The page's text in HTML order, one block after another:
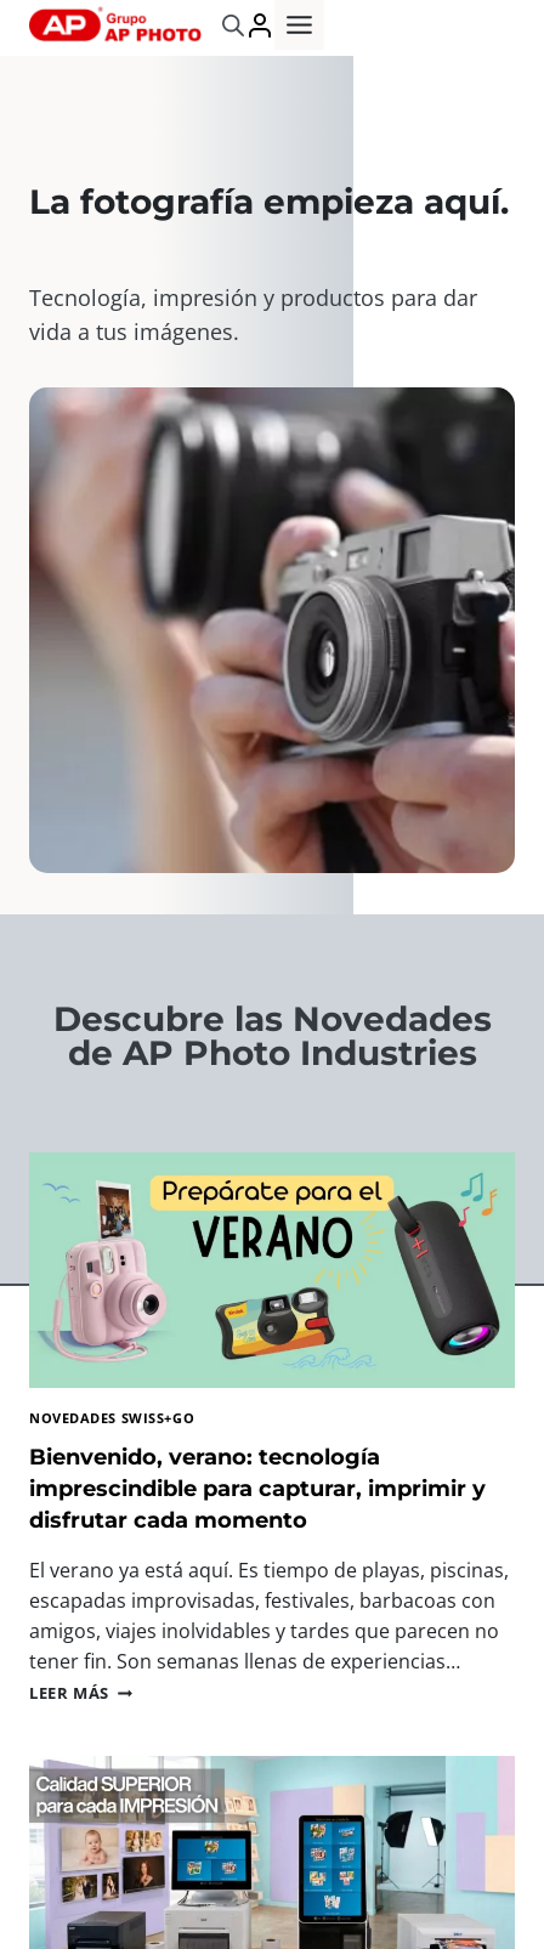
Saltar
La fotografía empieza aquí.
Tecnología, impresión y productos para dar
vida a tus imágenes.
Descubre las Novedades
de AP Photo Industries
NOVEDADES SWISS+GO
Bienvenido, verano: tecnología
imprescindible para capturar, imprimir y
disfrutar cada momento
El verano ya está aquí. Es tiempo de playas, piscinas,
escapadas improvisadas, festivales, barbacoas con
amigos, viajes inolvidables y tardes que parecen no
tener fin. Son semanas llenas de experiencias…
LEER MÁS B
N
V
E
N
I
D
O
,